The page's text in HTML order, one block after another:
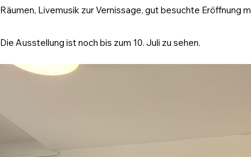
Räumen, Livemusik zur Vernissage, gut besuchte Eröffnung
Die Ausstellung ist noch bis zum 10. Juli zu sehen.